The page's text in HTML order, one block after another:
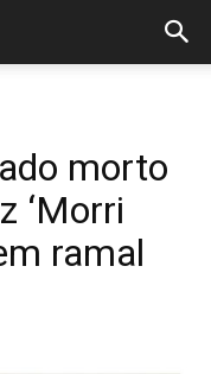
morto
‘Morri
ramal